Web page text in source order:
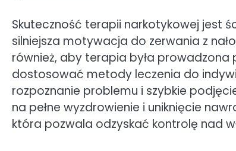
Skuteczność terapii narkotykowej jest
silniejsza motywacja do zerwania z
również, aby terapia była
dostosować metody leczenia do
rozpoznanie problemu i szybkie
na pełne wyzdrowienie i uniknięcie
która pozwala odzyskać kontrolę nad